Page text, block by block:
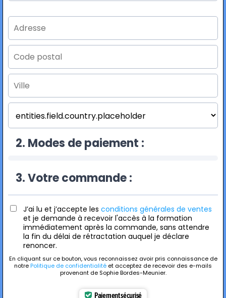
2. Modes de paiement :
3. Votre commande :
J’ai lu et j’accepte les conditions générales de ventes
et je demande à recevoir l'accès à la formation
immédiatement après la commande, sans attendre
la fin du délai de rétractation auquel je déclare
renoncer.
En cliquant sur ce bouton, vous reconnaissez avoir pris connaissance de
notre Politique de confidentialité et acceptez de recevoir des e-mails
provenant de Sophie Bordes-Meunier.
Paiement sécurisé